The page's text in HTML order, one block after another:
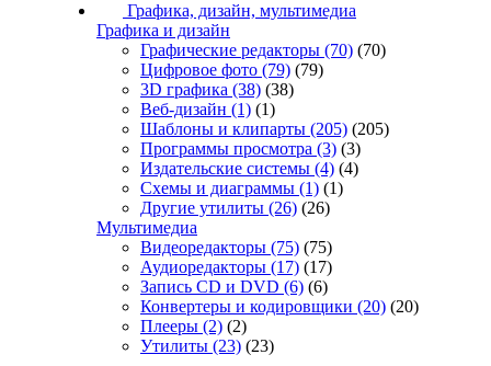
Графика, дизайн, мультимедиа
Графика и дизайн
Графические редакторы (70) (70)
Цифровое фото (79) (79)
3D графика (38) (38)
Веб-дизайн (1) (1)
Шаблоны и клипарты (205) (205)
Программы просмотра (3) (3)
Издательские системы (4) (4)
Схемы и диаграммы (1) (1)
Другие утилиты (26) (26)
Мультимедиа
Видеоредакторы (75) (75)
Аудиоредакторы (17) (17)
Запись CD и DVD (6) (6)
Конвертеры и кодировщики (20) (20)
Плееры (2) (2)
Утилиты (23) (23)